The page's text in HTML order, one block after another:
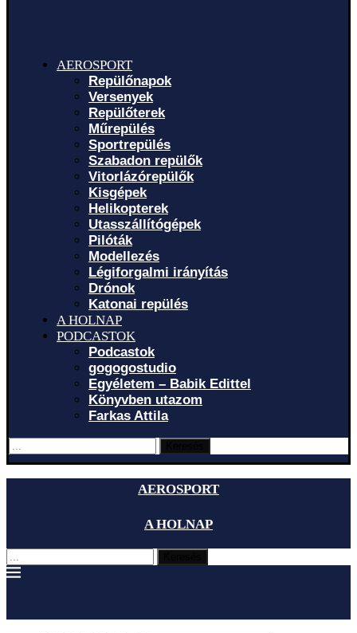
AEROSPORT
Repülőnapok
Versenyek
Repülőterek
Műrepülés
Sportrepülés
Szabadon repülők
Vitorlázórepülők
Kisgépek
Helikopterek
Utasszállítógépek
Pilóták
Modellezés
Légiforgalmi irányítás
Drónok
Katonai repülés
A HOLNAP
PODCASTOK
Podcastok
gogogostudio
Egyéletem – Babik Edittel
Könyvben utazom
Farkas Attila
AEROSPORT
A HOLNAP